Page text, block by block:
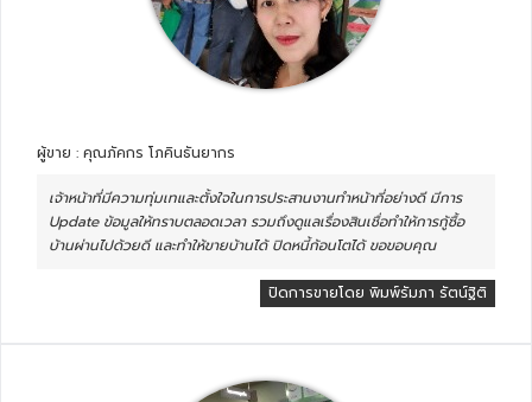
ผู้ขาย : คุณภัคกร โภคินธันยากร
เจ้าหน้าที่มีความทุ่มเทและตั้งใจในการประสานงานทำหน้าที่อย่างดี มีการ
Update ข้อมูลให้ทราบตลอดเวลา รวมถึงดูแลเรื่องสินเชื่อทำให้การกู้ซื้อ
บ้านผ่านไปด้วยดี และทำให้ขายบ้านได้ ปิดหนี้ก้อนโตได้ ขอขอบคุณ
ปิดการขายโดย พิมพ์รัมภา รัตน์ฐิติ